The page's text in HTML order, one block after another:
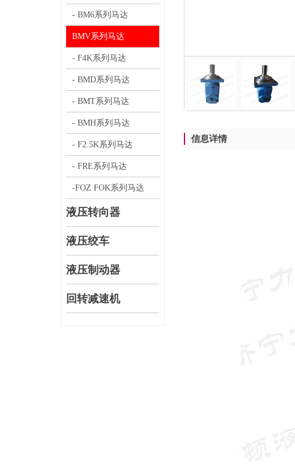
- BM6系列马达
BMV系列马达
- F4K系列马达
- BMD系列马达
- BMT系列马达
- BMH系列马达
- F2.5K系列马达
- FRE系列马达
-FOZ FOK系列马达
液压转向器
液压绞车
液压制动器
回转减速机
信息详情